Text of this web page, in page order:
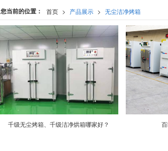
您当前的位置： 首页 > 产品展示 > 无尘洁净烤箱
千级无尘烤箱、千级洁净烘箱哪家好？